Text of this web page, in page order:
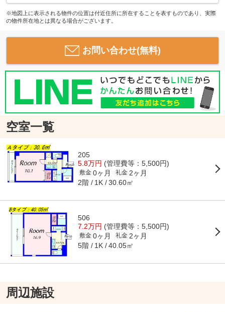
※地図上に表示される物件の位置は付近住所に所在することを表すものであり、実際
の物件所在地とは異なる場合がございます。
お問い合わせ(無料)
空室一覧
205
5.8万円 (管理費等：5,500円)
敷金 0ヶ月 礼金 2ヶ月
2階 1K 30.60㎡
506
7.2万円 (管理費等：5,500円)
敷金 0ヶ月 礼金 2ヶ月
5階 1K 40.05㎡
周辺施設